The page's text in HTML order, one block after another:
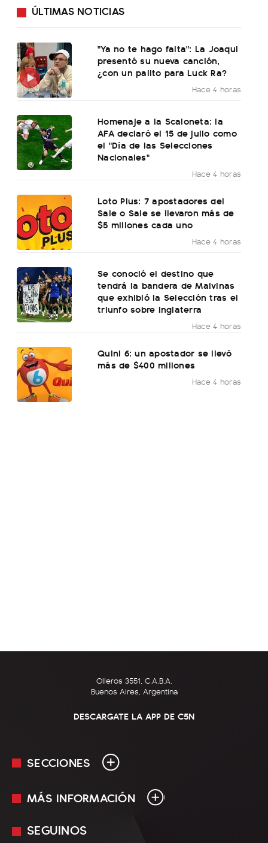
ÚLTIMAS NOTICIAS
"Ya no te hago falta": La Joaqui
presentó su nueva canción,
¿con un palito para Luck Ra?
Hace 4 horas
Homenaje a la Scaloneta: la
AFA declaró el 15 de julio como
el "Día de las Selecciones
Nacionales"
Hace 4 horas
Loto Plus: 7 apostadores del
Sale o Sale se llevaron más de
$5 millones cada uno
Hace 4 horas
Se conoció el destino que
tendrá la bandera de Malvinas
que exhibió la Selección tras el
triunfo sobre Inglaterra
Hace 4 horas
Quini 6: un apostador se llevó
más de $400 millones
Hace 4 horas
Olleros 3551, C.A.B.A.
Buenos Aires, Argentina
DESCARGATE LA APP DE C5N
SECCIONES
En Vivo
MÁS INFORMACIÓN
Mediakit
SEGUINOS